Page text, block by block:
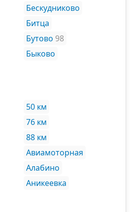
Бескудниково
Битца
Бутово 98
Быково
50 км
76 км
88 км
Авиамоторная
Алабино
Аникеевка